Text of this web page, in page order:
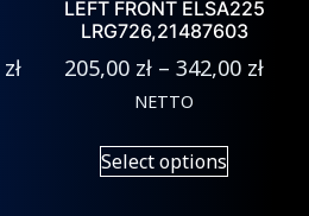
zł
LEFT FRONT ELSA225
LRG726,21487603
205,00 zł – 342,00 zł
NETTO
Select options